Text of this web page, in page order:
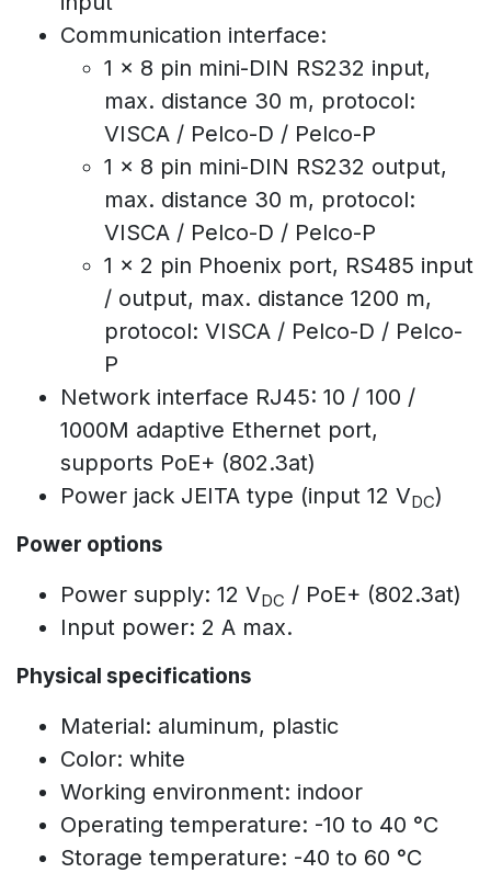
Communication interface:
1 x 8 pin mini-DIN RS232 input,
max. distance 30 m, protocol:
VISCA / Pelco-D / Pelco-P
1 x 8 pin mini-DIN RS232 output,
max. distance 30 m, protocol:
VISCA / Pelco-D / Pelco-P
1 x 2 pin Phoenix port, RS485 input
/ output, max. distance 1200 m,
protocol: VISCA / Pelco-D / Pelco-
P
Network interface RJ45: 10 / 100 /
1000M adaptive Ethernet port,
supports PoE+ (802.3at)
Power jack JEITA type (input 12 VDC)
Power options
Power supply: 12 VDC / PoE+ (802.3at)
Input power: 2 A max.
Physical specifications
Material: aluminum, plastic
Color: white
Working environment: indoor
Operating temperature: -10 to 40 °C
Storage temperature: -40 to 60 °C